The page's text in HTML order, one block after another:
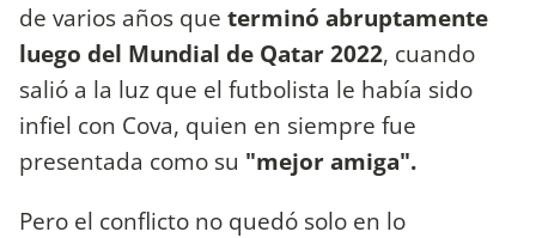
de varios años que terminó abruptamente
luego del Mundial de Qatar 2022, cuando
salió a la luz que el futbolista le había sido
infiel con Cova, quien en siempre fue
presentada como su "mejor amiga".
Pero el conflicto no quedó solo en lo